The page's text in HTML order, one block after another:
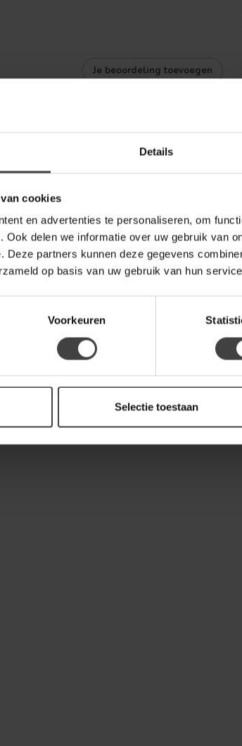
Details
cookies
en advertenties te personaliseren, om
Ook delen we informatie over uw gebruik van
Deze partners kunnen deze gegevens
op basis van uw gebruik van hun
Voorkeuren
Selectie toestaan
Je beoordeling toevoegen